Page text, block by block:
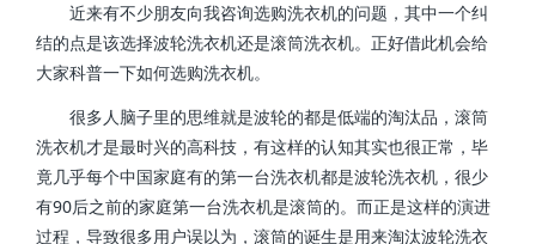
近来有不少朋友向我咨询选购洗衣机的问题，其中一个纠
结的点是该选择波轮洗衣机还是滚筒洗衣机。正好借此机会给
大家科普一下如何选购洗衣机。
很多人脑子里的思维就是波轮的都是低端的淘汰品，滚筒
洗衣机才是最时兴的高科技，有这样的认知其实也很正常，毕
竟几乎每个中国家庭有的第一台洗衣机都是波轮洗衣机，很少
有90后之前的家庭第一台洗衣机是滚筒的。而正是这样的演进
过程，导致很多用户误以为，滚筒的诞生是用来淘汰波轮洗衣